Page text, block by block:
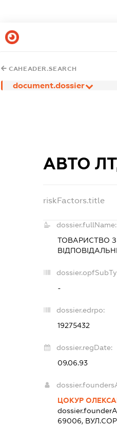
CAHEADER.SEARCH
document.dossier
АВТО
riskFactors.title
dossier.fullName:
ТОВАРИСТВО
-
dossier.edrpo:
19275432
dossier.regDate:
09.06.93
ЦОКУР
69006,